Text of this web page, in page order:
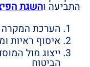
התביעה והשגת
הערכת המקרה
איסוף ראיות
ייצוג מול
הביטוח